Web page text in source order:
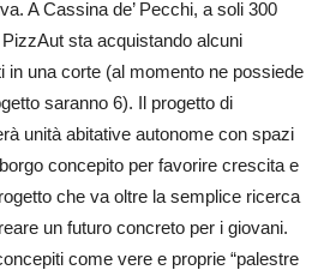
A Cassina de’ Pecchi, a soli 300
sta acquistando alcuni
in una corte (al momento ne possiede
saranno 6). Il progetto di
unità abitative autonome con spazi
concepito per favorire crescita e
che va oltre la semplice ricerca
un futuro concreto per i giovani.
come vere e proprie “palestre